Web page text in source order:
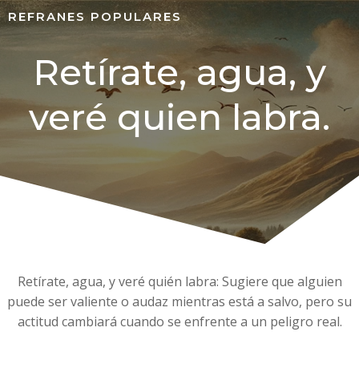
REFRANES POPULARES
Retírate, agua, y
veré quien labra.
Retírate, agua, y veré quién labra: Sugiere que alguien
puede ser valiente o audaz mientras está a salvo, pero su
actitud cambiará cuando se enfrente a un peligro real.